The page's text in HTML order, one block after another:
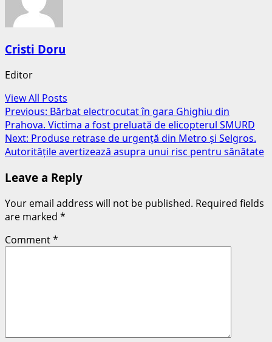
Cristi Doru
Editor
View All Posts
Post
navigation
Previous: Bărbat electrocutat în gara Ghighiu din
Prahova. Victima a fost preluată de elicopterul SMURD
Next: Produse retrase de urgență din Metro și Selgros.
Autoritățile avertizează asupra unui risc pentru sănătate
Leave a Reply
Your email address will not be published. Required fields
are marked *
Comment*